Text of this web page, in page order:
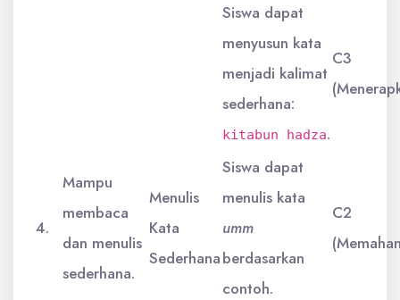
Siswa dapat
menyusun kata
menjadi kalimat
sederhana:
kitabun hadza.
C3
4.
Mampu
membaca
dan menulis
sederhana.
Menulis
Kata
Sederhana
Siswa dapat
menulis kata
umm
berdasarkan
contoh.
C2